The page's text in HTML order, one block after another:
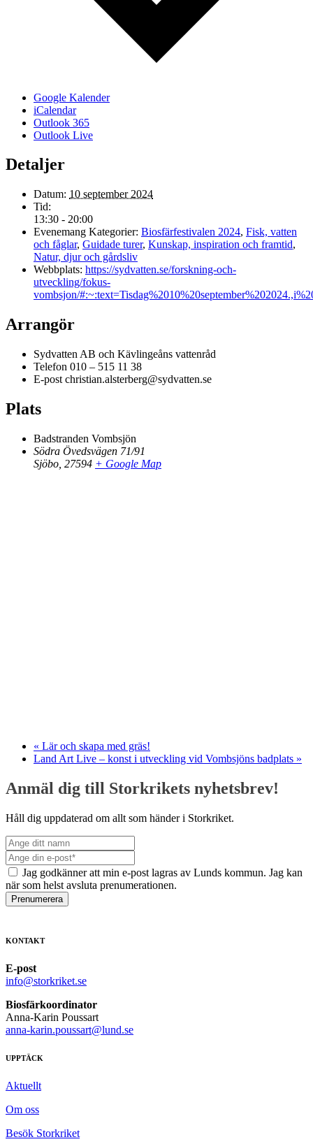
Google Kalender
iCalendar
Outlook 365
Outlook Live
Detaljer
Datum: 10 september 2024
Tid:
13:30 - 20:00
Evenemang Kategorier: Biosfärfestivalen 2024, Fisk, vatten
och fåglar, Guidade turer, Kunskap, inspiration och framtid,
Natur, djur och gårdsliv
Webbplats: https://sydvatten.se/forskning-och-
utveckling/fokus-
vombsjon/
Arrangör
Sydvatten AB och Kävlingeåns vattenråd
Telefon 010 – 515 11 38
E-post christian.alsterberg@sydvatten.se
Plats
Badstranden Vombsjön
Södra Övedsvägen 71/91
Sjöbo 27594 + Google Map
« Lär och skapa med gräs!
Land Art Live – konst i utveckling vid Vombsjöns badplats »
Anmäl dig till Storkrikets nyhetsbrev!
Håll dig uppdaterad om allt som händer i Storkriket.
Jag godkänner att min e-post lagras av Lunds kommun. Jag kan
när som helst avsluta prenumerationen.
Prenumerera
KONTAKT
E-post
info@storkriket.se
Biosfärkoordinator
Anna-Karin Poussart
anna-karin.poussart@lund.se
UPPTÄCK
Aktuellt
Om oss
Besök Storkriket